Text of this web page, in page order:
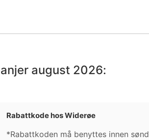
august 2026:
Rabattkode hos Widerøe
*Rabattkoden må benyttes innen